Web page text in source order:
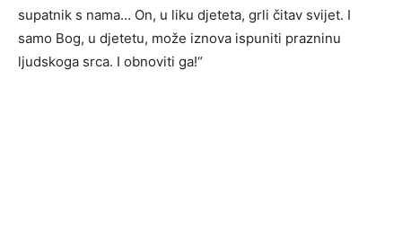
supatnik s nama… On, u liku djeteta, grli čitav svijet. I
samo Bog, u djetetu, može iznova ispuniti prazninu
ljudskoga srca. I obnoviti ga!“